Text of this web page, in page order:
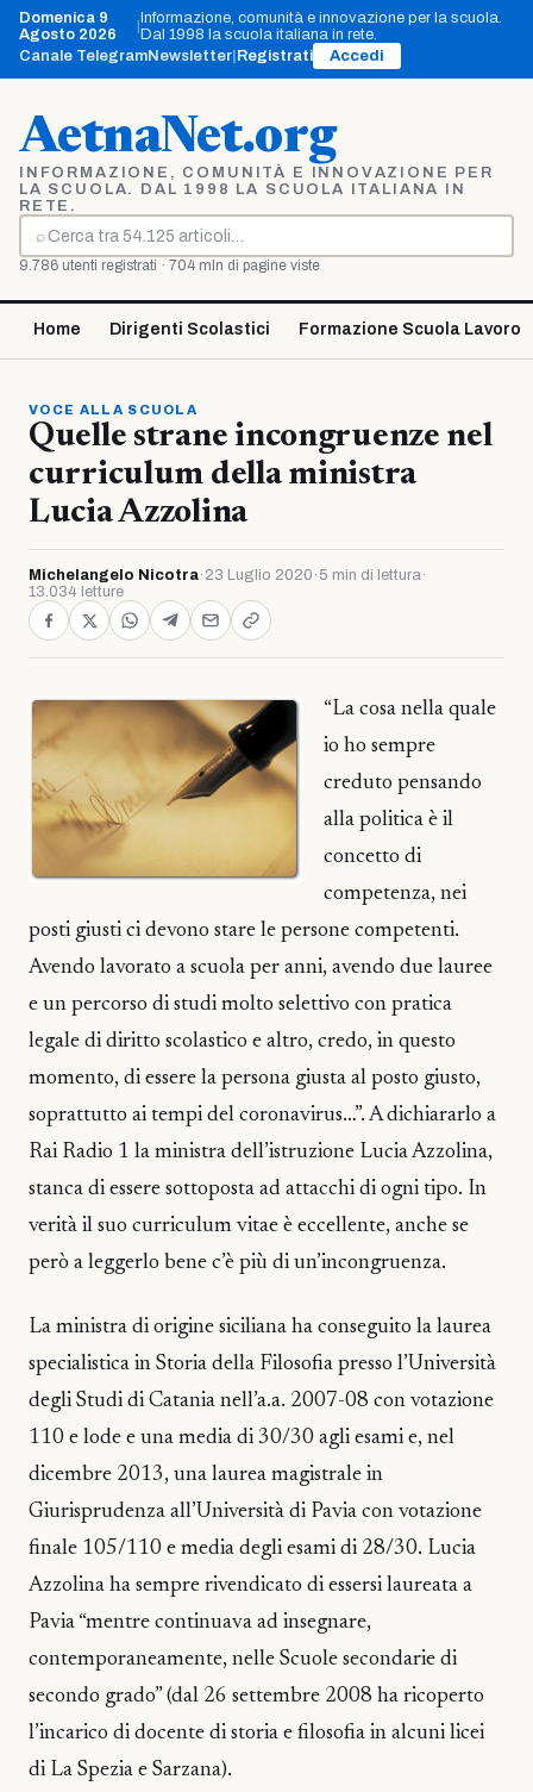
Vai
contenuto
Domenica 9
Agosto 2026
|Informazione, comunità e innovazione per la scuola.
Dal 1998 la scuola italiana in rete.
Canale TelegramNewsletter Registrati Accedi
AetnaNet.org
INFORMAZIONE, COMUNITÀ E INNOVAZIONE PER
LA SCUOLA. DAL 1998 LA SCUOLA ITALIANA IN
RETE.
⌕
Cerca
9.786 utenti registrati · 704 mln di pagine viste
Home Dirigenti Scolastici Formazione Scuola Lavoro
VOCE ALLA SCUOLA
Quelle strane incongruenze nel
curriculum della ministra
Lucia Azzolina
Michelangelo Nicotra· 23 Luglio 2020 · 5 min di lettura·
13.034 letture
“La cosa nella quale
io ho sempre
creduto pensando
alla politica è il
concetto di
competenza, nei
posti giusti ci devono stare le persone competenti.
Avendo lavorato a scuola per anni, avendo due lauree
e un percorso di studi molto selettivo con pratica
legale di diritto scolastico e altro, credo, in questo
momento, di essere la persona giusta al posto giusto,
soprattutto ai tempi del coronavirus…”. A dichiararlo a
Rai Radio 1 la ministra dell’istruzione Lucia Azzolina,
stanca di essere sottoposta ad attacchi di ogni tipo. In
verità il suo curriculum vitae è eccellente, anche se
però a leggerlo bene c’è più di un’incongruenza.
La ministra di origine siciliana ha conseguito la laurea
specialistica in Storia della Filosofia presso l’Università
degli Studi di Catania nell’a.a. 2007-08 con votazione
110 e lode e una media di 30/30 agli esami e, nel
dicembre 2013, una laurea magistrale in
Giurisprudenza all’Università di Pavia con votazione
finale 105/110 e media degli esami di 28/30. Lucia
Azzolina ha sempre rivendicato di essersi laureata a
Pavia “mentre continuava ad insegnare,
contemporaneamente, nelle Scuole secondarie di
secondo grado” (dal 26 settembre 2008 ha ricoperto
l’incarico di docente di storia e filosofia in alcuni licei
di La Spezia e Sarzana).